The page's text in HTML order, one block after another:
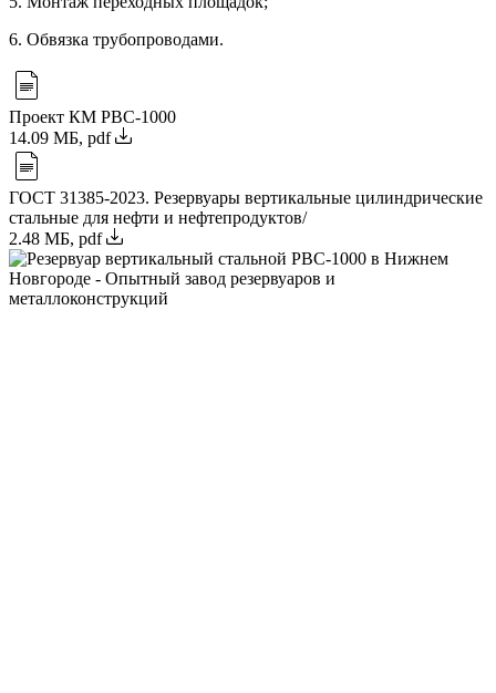
6. Обвязка трубопроводами.
Проект КМ РВС-1000
14.09 МБ, pdf
ГОСТ 31385-2023. Резервуары вертикальные цилиндрические
стальные для нефти и нефтепродуктов/
2.48 МБ, pdf